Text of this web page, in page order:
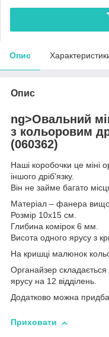
Опис
Опис
ng>Овальний
з кольоровим
(060362)
Наші коробочки це міні
іншого дріб'язку.
Він не займе багато
Матеріал – фанера
Розмір 10х15 см.
Глибина комірок 6 мм.
Висота одного ярусу з
На кришці малюнок
Органайзер
ярусу на 12 відділень.
Додатково можна
Приховати